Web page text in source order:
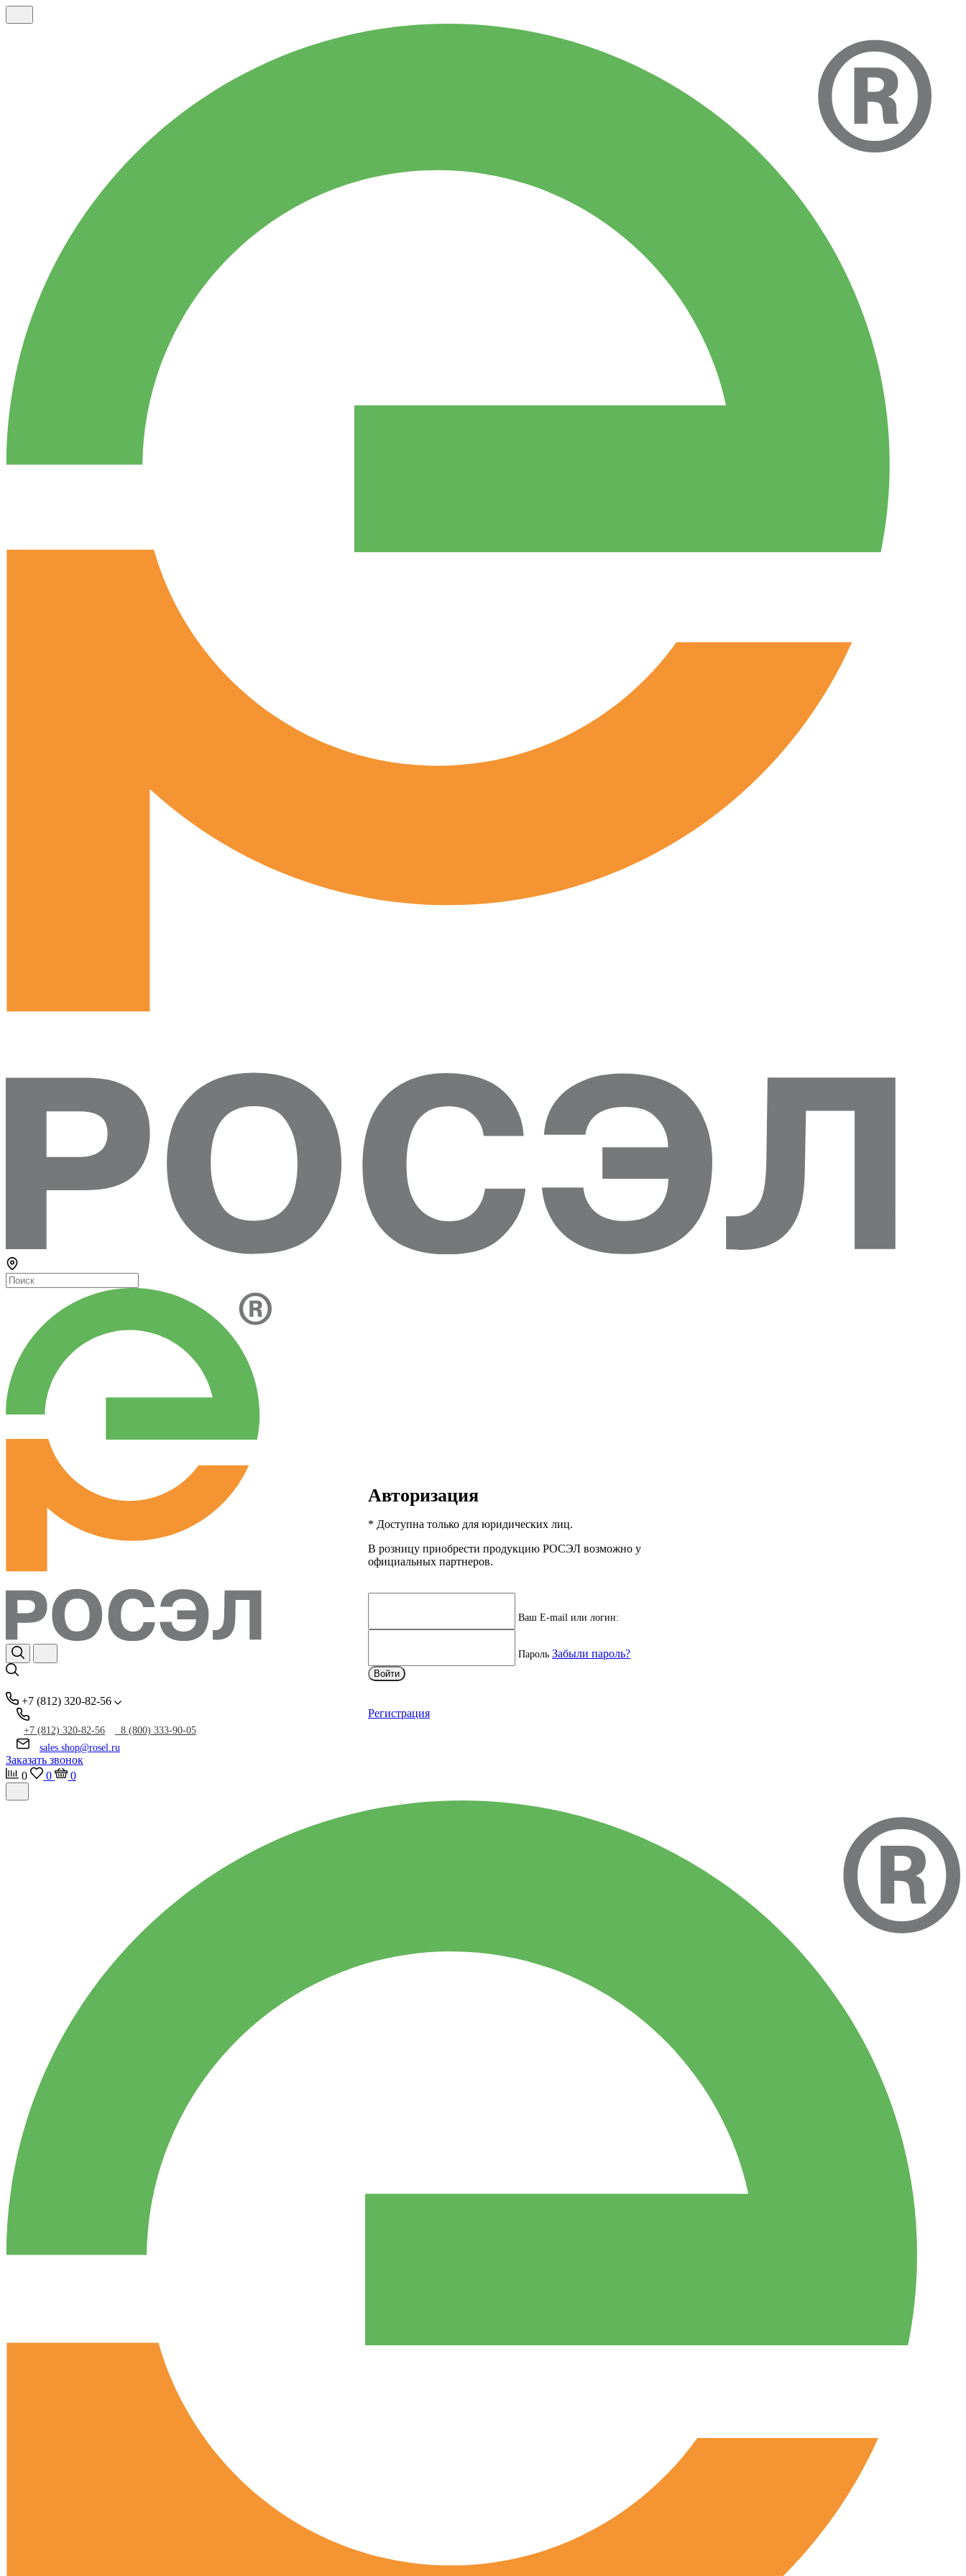
+7 (812) 320-82-56
+7 (812) 320-82-56
8 (800) 333-90-05
sales.shop@rosel.ru
Заказать звонок
0
0 0
Авторизация
* Доступна только для юридических лиц.
В розницу приобрести продукцию РОСЭЛ возможно у
официальных партнеров.
Ваш E-mail или логин:
Пароль Забыли пароль?
Войти
Регистрация